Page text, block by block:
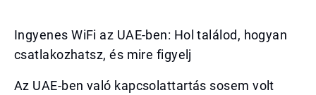
Ingyenes WiFi az UAE-ben: Hol találod, hogyan
csatlakozhatsz, és mire figyelj
Az UAE-ben való kapcsolattartás sosem volt